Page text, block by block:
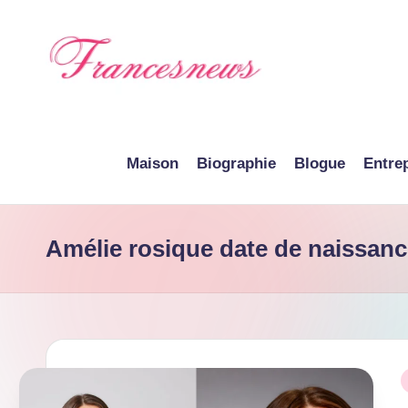
N
Maison Biographie Blogue
Amélie rosique date de